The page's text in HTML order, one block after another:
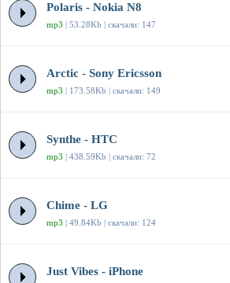
Polaris - Nokia N8
mp3 | 53.28Kb | скачали: 147
Arctic - Sony Ericsson
mp3 | 173.58Kb | скачали: 149
Synthe - HTC
mp3 | 438.59Kb | скачали: 72
Chime - LG
mp3 | 49.84Kb | скачали: 124
Just Vibes - iPhone